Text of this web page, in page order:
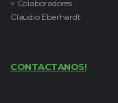
> Colaboradores
Claudio Eberhardt
CONTACTANOS!